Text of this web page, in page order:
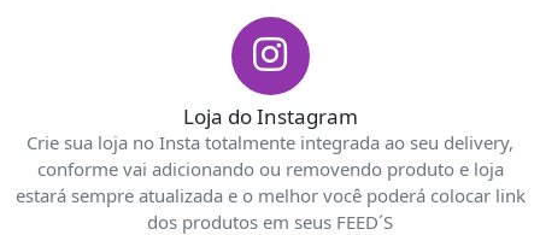
Loja do Instagram
Crie sua loja no Insta totalmente integrada ao seu delivery,
conforme vai adicionando ou removendo produto e loja
estará sempre atualizada e o melhor você poderá colocar link
dos produtos em seus FEED´S